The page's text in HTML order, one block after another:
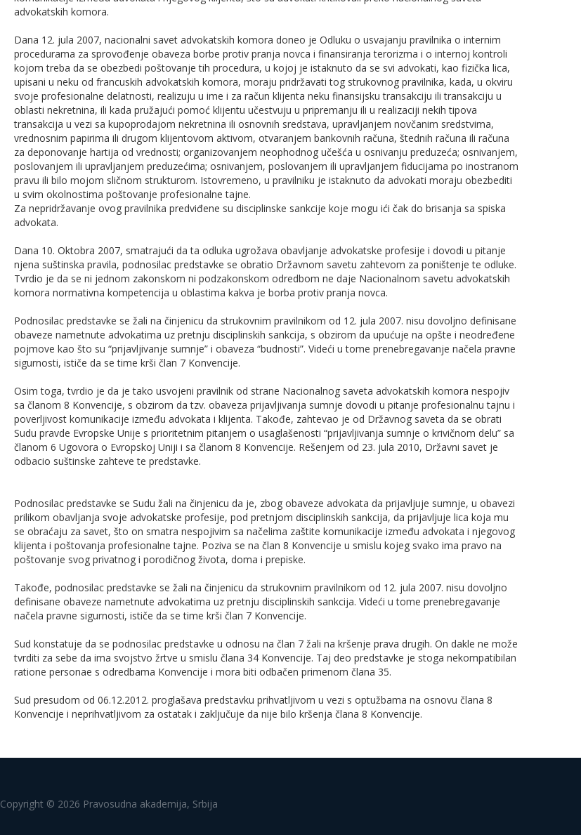
advokatskih komora.
Dana 12. jula 2007, nacionalni savet advokatskih komora doneo je Odluku o usvajanju pravilnika o internim
procedurama za sprovođenje obaveza borbe protiv pranja novca i finansiranja terorizma i o internoj kontroli
kojom treba da se obezbedi poštovanje tih procedura, u kojoj je istaknuto da se svi advokati, kao fizička lica,
upisani u neku od francuskih advokatskih komora, moraju pridržavati tog strukovnog pravilnika, kada, u okviru
svoje profesionalne delatnosti, realizuju u ime i za račun klijenta neku finansijsku transakciju ili transakciju u
oblasti nekretnina, ili kada pružajući pomoć klijentu učestvuju u pripremanju ili u realizaciji nekih tipova
transakcija u vezi sa kupoprodajom nekretnina ili osnovnih sredstava, upravljanjem novčanim sredstvima,
vrednosnim papirima ili drugom klijentovom aktivom, otvaranjem bankovnih računa, štednih računa ili računa
za deponovanje hartija od vrednosti; organizovanjem neophodnog učešća u osnivanju preduzeća; osnivanjem,
poslovanjem ili upravljanjem preduzećima; osnivanjem, poslovanjem ili upravljanjem fiducijama po inostranom
pravu ili bilo mojom sličnom strukturom. Istovremeno, u pravilniku je istaknuto da advokati moraju obezbediti
u svim okolnostima poštovanje profesionalne tajne.
Za nepridržavanje ovog pravilnika predviđene su disciplinske sankcije koje mogu ići čak do brisanja sa spiska
advokata.
Dana 10. Oktobra 2007, smatrajući da ta odluka ugrožava obavljanje advokatske profesije i dovodi u pitanje
njena suštinska pravila, podnosilac predstavke se obratio Državnom savetu zahtevom za poništenje te odluke.
Tvrdio je da se ni jednom zakonskom ni podzakonskom odredbom ne daje Nacionalnom savetu advokatskih
komora normativna kompetencija u oblastima kakva je borba protiv pranja novca.
Podnosilac predstavke se žali na činjenicu da strukovnim pravilnikom od 12. jula 2007. nisu dovoljno definisane
obaveze nametnute advokatima uz pretnju disciplinskih sankcija, s obzirom da upućuje na opšte i neodređene
pojmove kao što su “prijavljivanje sumnje” i obaveza “budnosti”. Videći u tome prenebregavanje načela pravne
sigurnosti, ističe da se time krši član 7 Konvencije.
Osim toga, tvrdio je da je tako usvojeni pravilnik od strane Nacionalnog saveta advokatskih komora nespojiv
sa članom 8 Konvencije, s obzirom da tzv. obaveza prijavljivanja sumnje dovodi u pitanje profesionalnu tajnu i
poverljivost komunikacije između advokata i klijenta. Takođe, zahtevao je od Državnog saveta da se obrati
Sudu pravde Evropske Unije s prioritetnim pitanjem o usaglašenosti “prijavljivanja sumnje o krivičnom delu” sa
članom 6 Ugovora o Evropskoj Uniji i sa članom 8 Konvencije. Rešenjem od 23. jula 2010, Državni savet je
odbacio suštinske zahteve te predstavke.
Podnosilac predstavke se Sudu žali na činjenicu da je, zbog obaveze advokata da prijavljuje sumnje, u obavezi
prilikom obavljanja svoje advokatske profesije, pod pretnjom disciplinskih sankcija, da prijavljuje lica koja mu
se obraćaju za savet, što on smatra nespojivim sa načelima zaštite komunikacije između advokata i njegovog
klijenta i poštovanja profesionalne tajne. Poziva se na član 8 Konvencije u smislu kojeg svako ima pravo na
poštovanje svog privatnog i porodičnog života, doma i prepiske.
Takođe, podnosilac predstavke se žali na činjenicu da strukovnim pravilnikom od 12. jula 2007. nisu dovoljno
definisane obaveze nametnute advokatima uz pretnju disciplinskih sankcija. Videći u tome prenebregavanje
načela pravne sigurnosti, ističe da se time krši član 7 Konvencije.
Sud konstatuje da se podnosilac predstavke u odnosu na član 7 žali na kršenje prava drugih. On dakle ne može
tvrditi za sebe da ima svojstvo žrtve u smislu člana 34 Konvencije. Taj deo predstavke je stoga nekompatibilan
ratione personae s odredbama Konvencije i mora biti odbačen primenom člana 35.
Sud presudom od 06.12.2012. proglašava predstavku prihvatljivom u vezi s optužbama na osnovu člana 8
Konvencije i neprihvatljivom za ostatak i zaključuje da nije bilo kršenja člana 8 Konvencije.
Copyright © 2026 Pravosudna akademija, Srbija